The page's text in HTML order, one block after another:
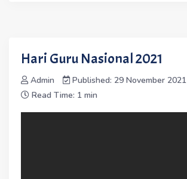
Hari Guru Nasional 2021
Admin
Published: 29 November 2021
Read Time: 1 min